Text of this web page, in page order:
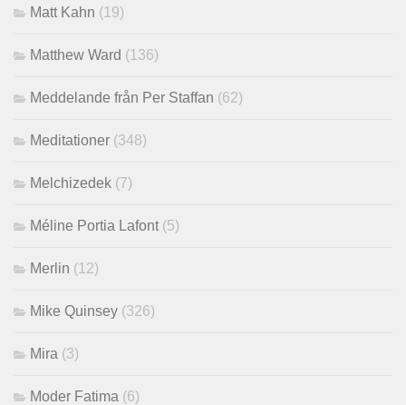
Matt Kahn (19)
Matthew Ward (136)
Meddelande från Per Staffan (62)
Meditationer (348)
Melchizedek (7)
Méline Portia Lafont (5)
Merlin (12)
Mike Quinsey (326)
Mira (3)
Moder Fatima (6)